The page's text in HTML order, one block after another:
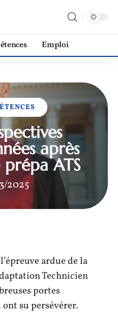
Emploi
après
prépa ATS
2025
ardue de la
Technicien
portes
ont su persévérer.